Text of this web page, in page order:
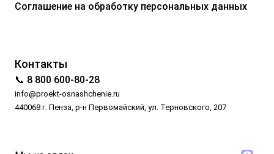
Соглашение на обработку персональных данных
Контакты
📞 8 800 600-80-28
info@proekt-osnashchenie.ru
440068 г. Пенза, р-н Первомайский, ул. Терновского, 207